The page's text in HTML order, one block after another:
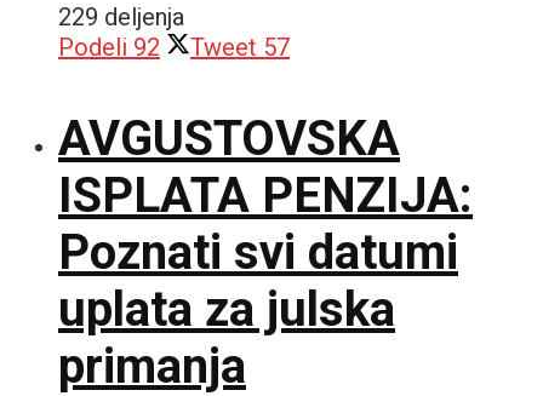
229 deljenja
Podeli 92 Tweet 57
AVGUSTOVSKA
ISPLATA PENZIJA:
Poznati svi datumi
uplata za julska
primanja